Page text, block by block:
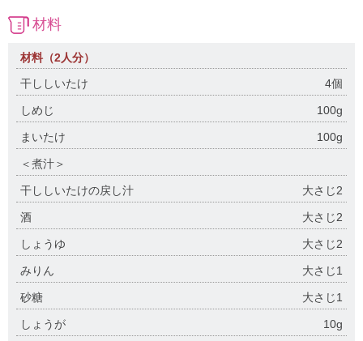
材料
材料（2人分）
干ししいたけ
4個
しめじ 100g
まいたけ 100g
＜煮汁＞
干ししいたけの戻し汁 大さじ2
酒 大さじ2
しょうゆ 大さじ2
みりん 大さじ1
砂糖 大さじ1
しょうが 10g